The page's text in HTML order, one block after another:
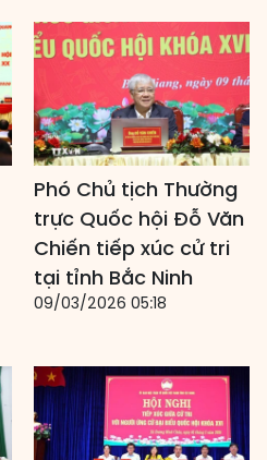
Phó Chủ tịch Thường
trực Quốc hội Đỗ Văn
Chiến tiếp xúc cử tri
tại tỉnh Bắc Ninh
09/03/2026 05:18